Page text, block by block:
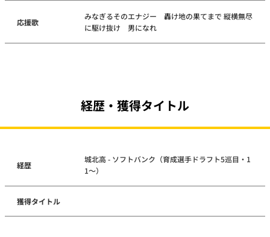
応援歌
みなぎるそのエナジー 轟け地の果てまで 縦横無尽
に駆け抜け 男になれ
経歴・獲得タイトル
経歴
城北高 - ソフトバンク（育成選手ドラフト5巡目・1
1～）
獲得タイトル